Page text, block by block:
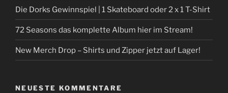
Die Dorks Gewinnspiel | 1 Skateboard oder 2 x 1 T-Shirt
72 Seasons das komplette Album hier im Stream!
New Merch Drop – Shirts und Zipper jetzt auf Lager!
NEUESTE KOMMENTARE